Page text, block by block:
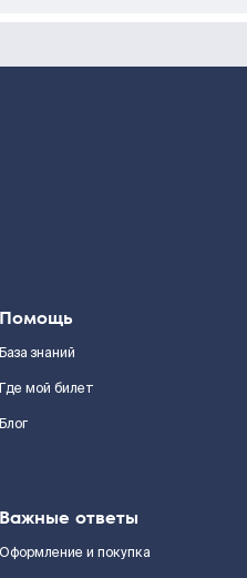
Помощь
База знаний
Где мой билет
Блог
Важные ответы
Оформление и покупка